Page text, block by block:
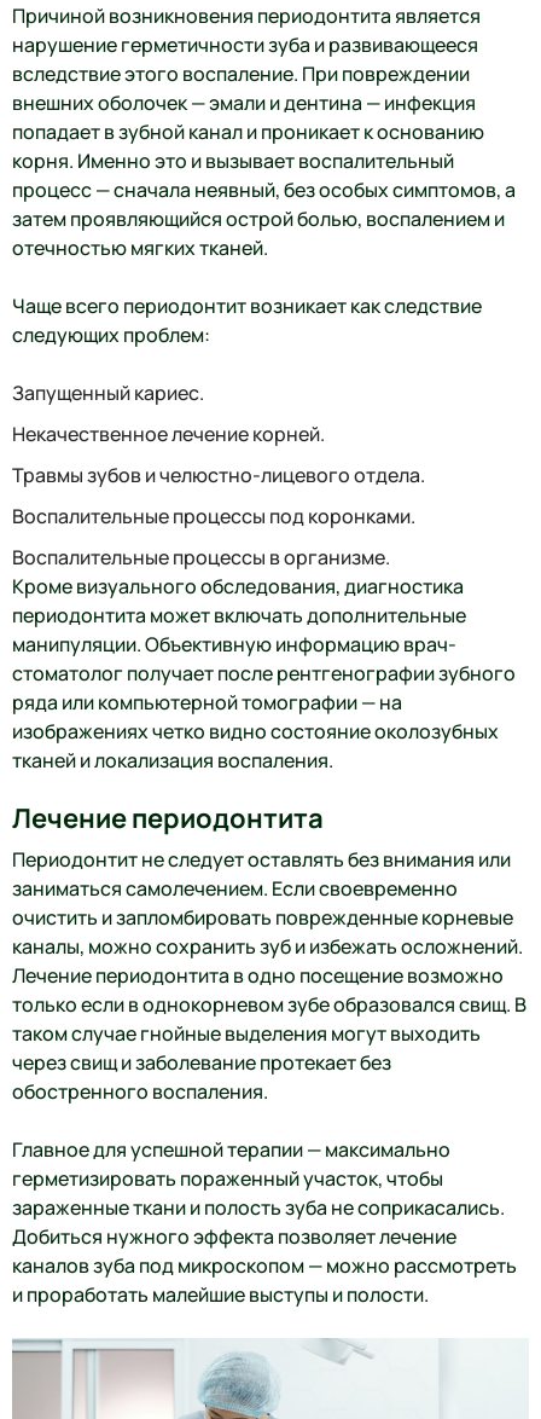
Причиной возникновения периодонтита является
нарушение герметичности зуба и развивающееся
вследствие этого воспаление. При повреждении
внешних оболочек — эмали и дентина — инфекция
попадает в зубной канал и проникает к основанию
корня. Именно это и вызывает воспалительный
процесс — сначала неявный, без особых симптомов, а
затем проявляющийся острой болью, воспалением и
отечностью мягких тканей.
Чаще всего периодонтит возникает как следствие
следующих проблем:
Запущенный кариес.
Некачественное лечение корней.
Травмы зубов и челюстно-лицевого отдела.
Воспалительные процессы под коронками.
Воспалительные процессы в организме.
Кроме визуального обследования, диагностика
периодонтита может включать дополнительные
манипуляции. Объективную информацию врач-
стоматолог получает после рентгенографии зубного
ряда или компьютерной томографии — на
изображениях четко видно состояние околозубных
тканей и локализация воспаления.
Лечение периодонтита
Периодонтит не следует оставлять без внимания или
заниматься самолечением. Если своевременно
очистить и запломбировать поврежденные корневые
каналы, можно сохранить зуб и избежать осложнений.
Лечение периодонтита в одно посещение возможно
только если в однокорневом зубе образовался свищ. В
таком случае гнойные выделения могут выходить
через свищ и заболевание протекает без
обостренного воспаления.
Главное для успешной терапии — максимально
герметизировать пораженный участок, чтобы
зараженные ткани и полость зуба не соприкасались.
Добиться нужного эффекта позволяет лечение
каналов зуба под микроскопом — можно рассмотреть
и проработать малейшие выступы и полости.